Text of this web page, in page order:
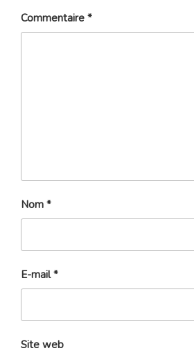
Commentaire *
Nom *
E-mail*
Site web